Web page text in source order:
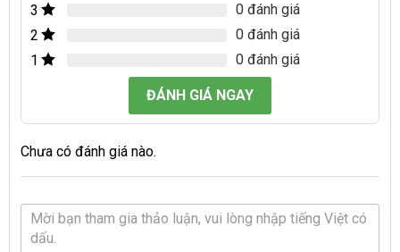
3
0 đánh giá
2
0 đánh giá
1
0 đánh giá
ĐÁNH GIÁ NGAY
Chưa có đánh giá nào.